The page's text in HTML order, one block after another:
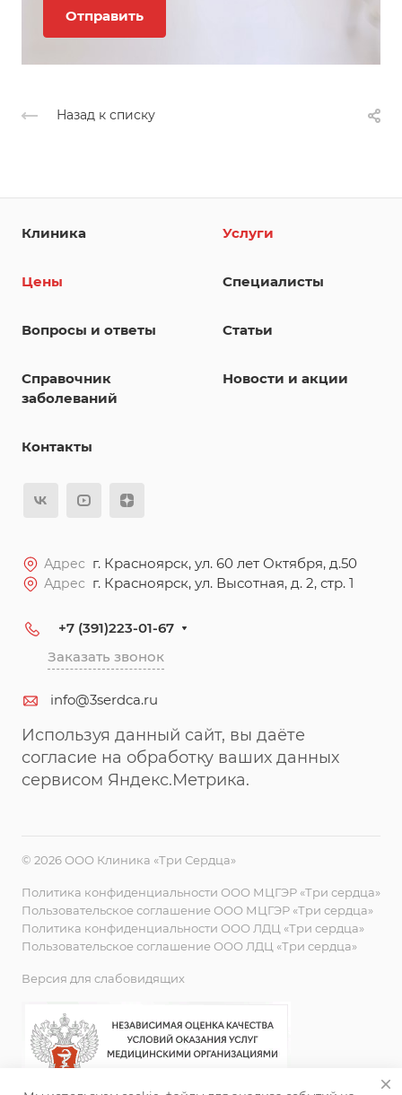
Назад к списку
Клиника Услуги
Цены Специалисты
Вопросы и ответы Статьи
Справочник
заболеваний
Новости и акции
Контакты
Адрес г. Красноярск, ул. 60 лет Октября, д.50
Адрес г. Красноярск, ул. Высотная, д. 2, стр. 1
+7 (391)223-01-67
Заказать звонок
info@3serdca.ru
Используя данный сайт, вы даёте
согласие на обработку ваших данных
сервисом Яндекс.Метрика.
© 2026 ООО Клиника «Три Сердца»
Политика конфиденциальности ООО МЦГЭР «Три сердца»
Пользовательское соглашение ООО МЦГЭР «Три сердца»
Политика конфиденциальности ООО ЛДЦ «Три сердца»
Пользовательское соглашение ООО ЛДЦ «Три сердца»
Версия для слабовидящих